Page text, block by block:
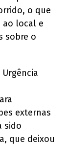
o que
ao local e
sobre o
externas
sido
que deixou